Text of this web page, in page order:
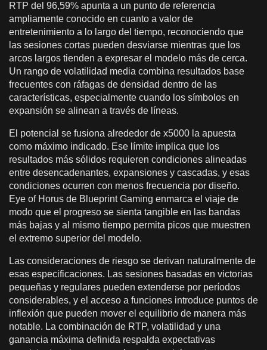
RTP del 96,59% apunta a un punto de referencia
ampliamente conocido en cuanto a valor de
entretenimiento a lo largo del tiempo, reconociendo que
las sesiones cortas pueden desviarse mientras que los
arcos largos tienden a expresar el modelo más de cerca.
Un rango de volatilidad media combina resultados base
frecuentes con ráfagas de densidad dentro de las
características, especialmente cuando los símbolos en
expansión se alinean a través de líneas.
El potencial se fusiona alrededor de x5000 la apuesta
como máximo indicado. Ese límite implica que los
resultados más sólidos requieren condiciones alineadas
entre desencadenantes, expansiones y cascadas, y esas
condiciones ocurren con menos frecuencia por diseño.
Eye of Horus de Blueprint Gaming enmarca el viaje de
modo que el progreso se sienta tangible en las bandas
más bajas y al mismo tiempo permita picos que muestren
el extremo superior del modelo.
Las consideraciones de riesgo se derivan naturalmente de
esas especificaciones. Las sesiones basadas en victorias
pequeñas y regulares pueden extenderse por períodos
considerables, y el acceso a funciones introduce puntos de
inflexión que pueden mover el equilibrio de manera más
notable. La combinación de RTP, volatilidad y una
ganancia máxima definida respalda expectativas